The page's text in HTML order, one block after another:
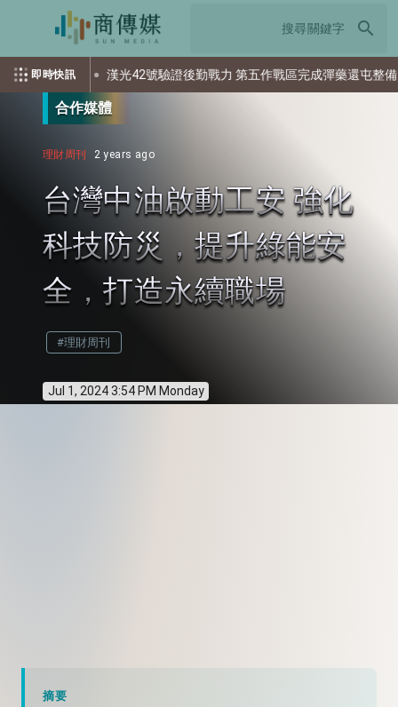
search
即時快訊
？ 漢光42號驗證後勤戰力 第五作戰區完成彈藥還屯整備
合作媒體
理財周刊 2 years ago
台灣中油啟動工安 強化
科技防災，提升綠能安
全，打造永續職場
#理財周刊
Jul 1, 2024 3:54 PM Monday
摘要